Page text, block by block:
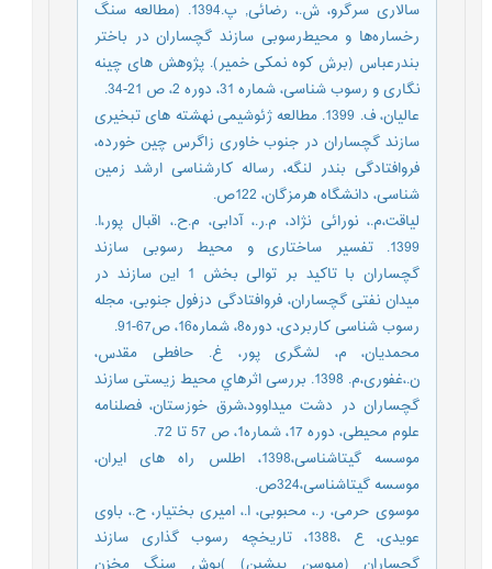
سالاری سرگرو، ش.، رضائی, پ.1394. (مطالعه سنگ
رخساره‌ها و محیط‌رسوبی سازند گچساران در باختر
بندرعباس (برش کوه نمکی خمیر). پژوهش های چینه
نگاری و رسوب شناسی، شماره 31، دوره 2، ص 21-34.
عالیان، ف. 1399. مطالعه ژئوشیمی نهشته های تبخیری
سازند گچساران در جنوب خاوری زاگرس چین خورده،
فروافتادگی بندر لنگه، رساله کارشناسی ارشد زمین
شناسی، دانشگاه هرمزگان، 122ص.
لیاقت،م.، نورائی نژاد، م.ر.، آدابی، م.ح.، اقبال پور،ا.
1399. تفسیر ساختاری و محیط رسوبی سازند
گچساران با تاکید بر توالی بخش 1 این سازند در
میدان نفتی گچساران، فروافتادگی دزفول جنوبی، مجله
رسوب شناسی کاربردی، دوره8، شماره16، ص67-91.
محمدیان، م، لشگری پور، غ. حافطی مقدس،
ن.،غفوری،م. 1398. بررسی اثرهاي محیط زیستی سازند
گچساران در دشت میداوود،شرق خوزستان، فصلنامه
علوم محیطی، دوره 17، شماره1، ص 57 تا 72.
موسسه گیتاشناسی،1398، اطلس راه های ایران،
موسسه گیتاشناسی،324ص.
موسوی حرمی، ر.، محبوبی، ا.، امیری بختیار، ح.، باوی
عویدی، ع ،1388، تاریخچه رسوب گذاری سازند